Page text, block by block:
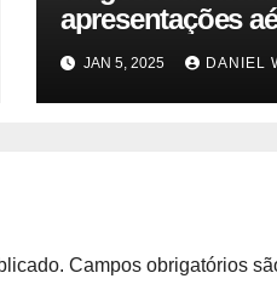
apresentações
JAN 5, 2025 DANIEL
Campos obrigatórios